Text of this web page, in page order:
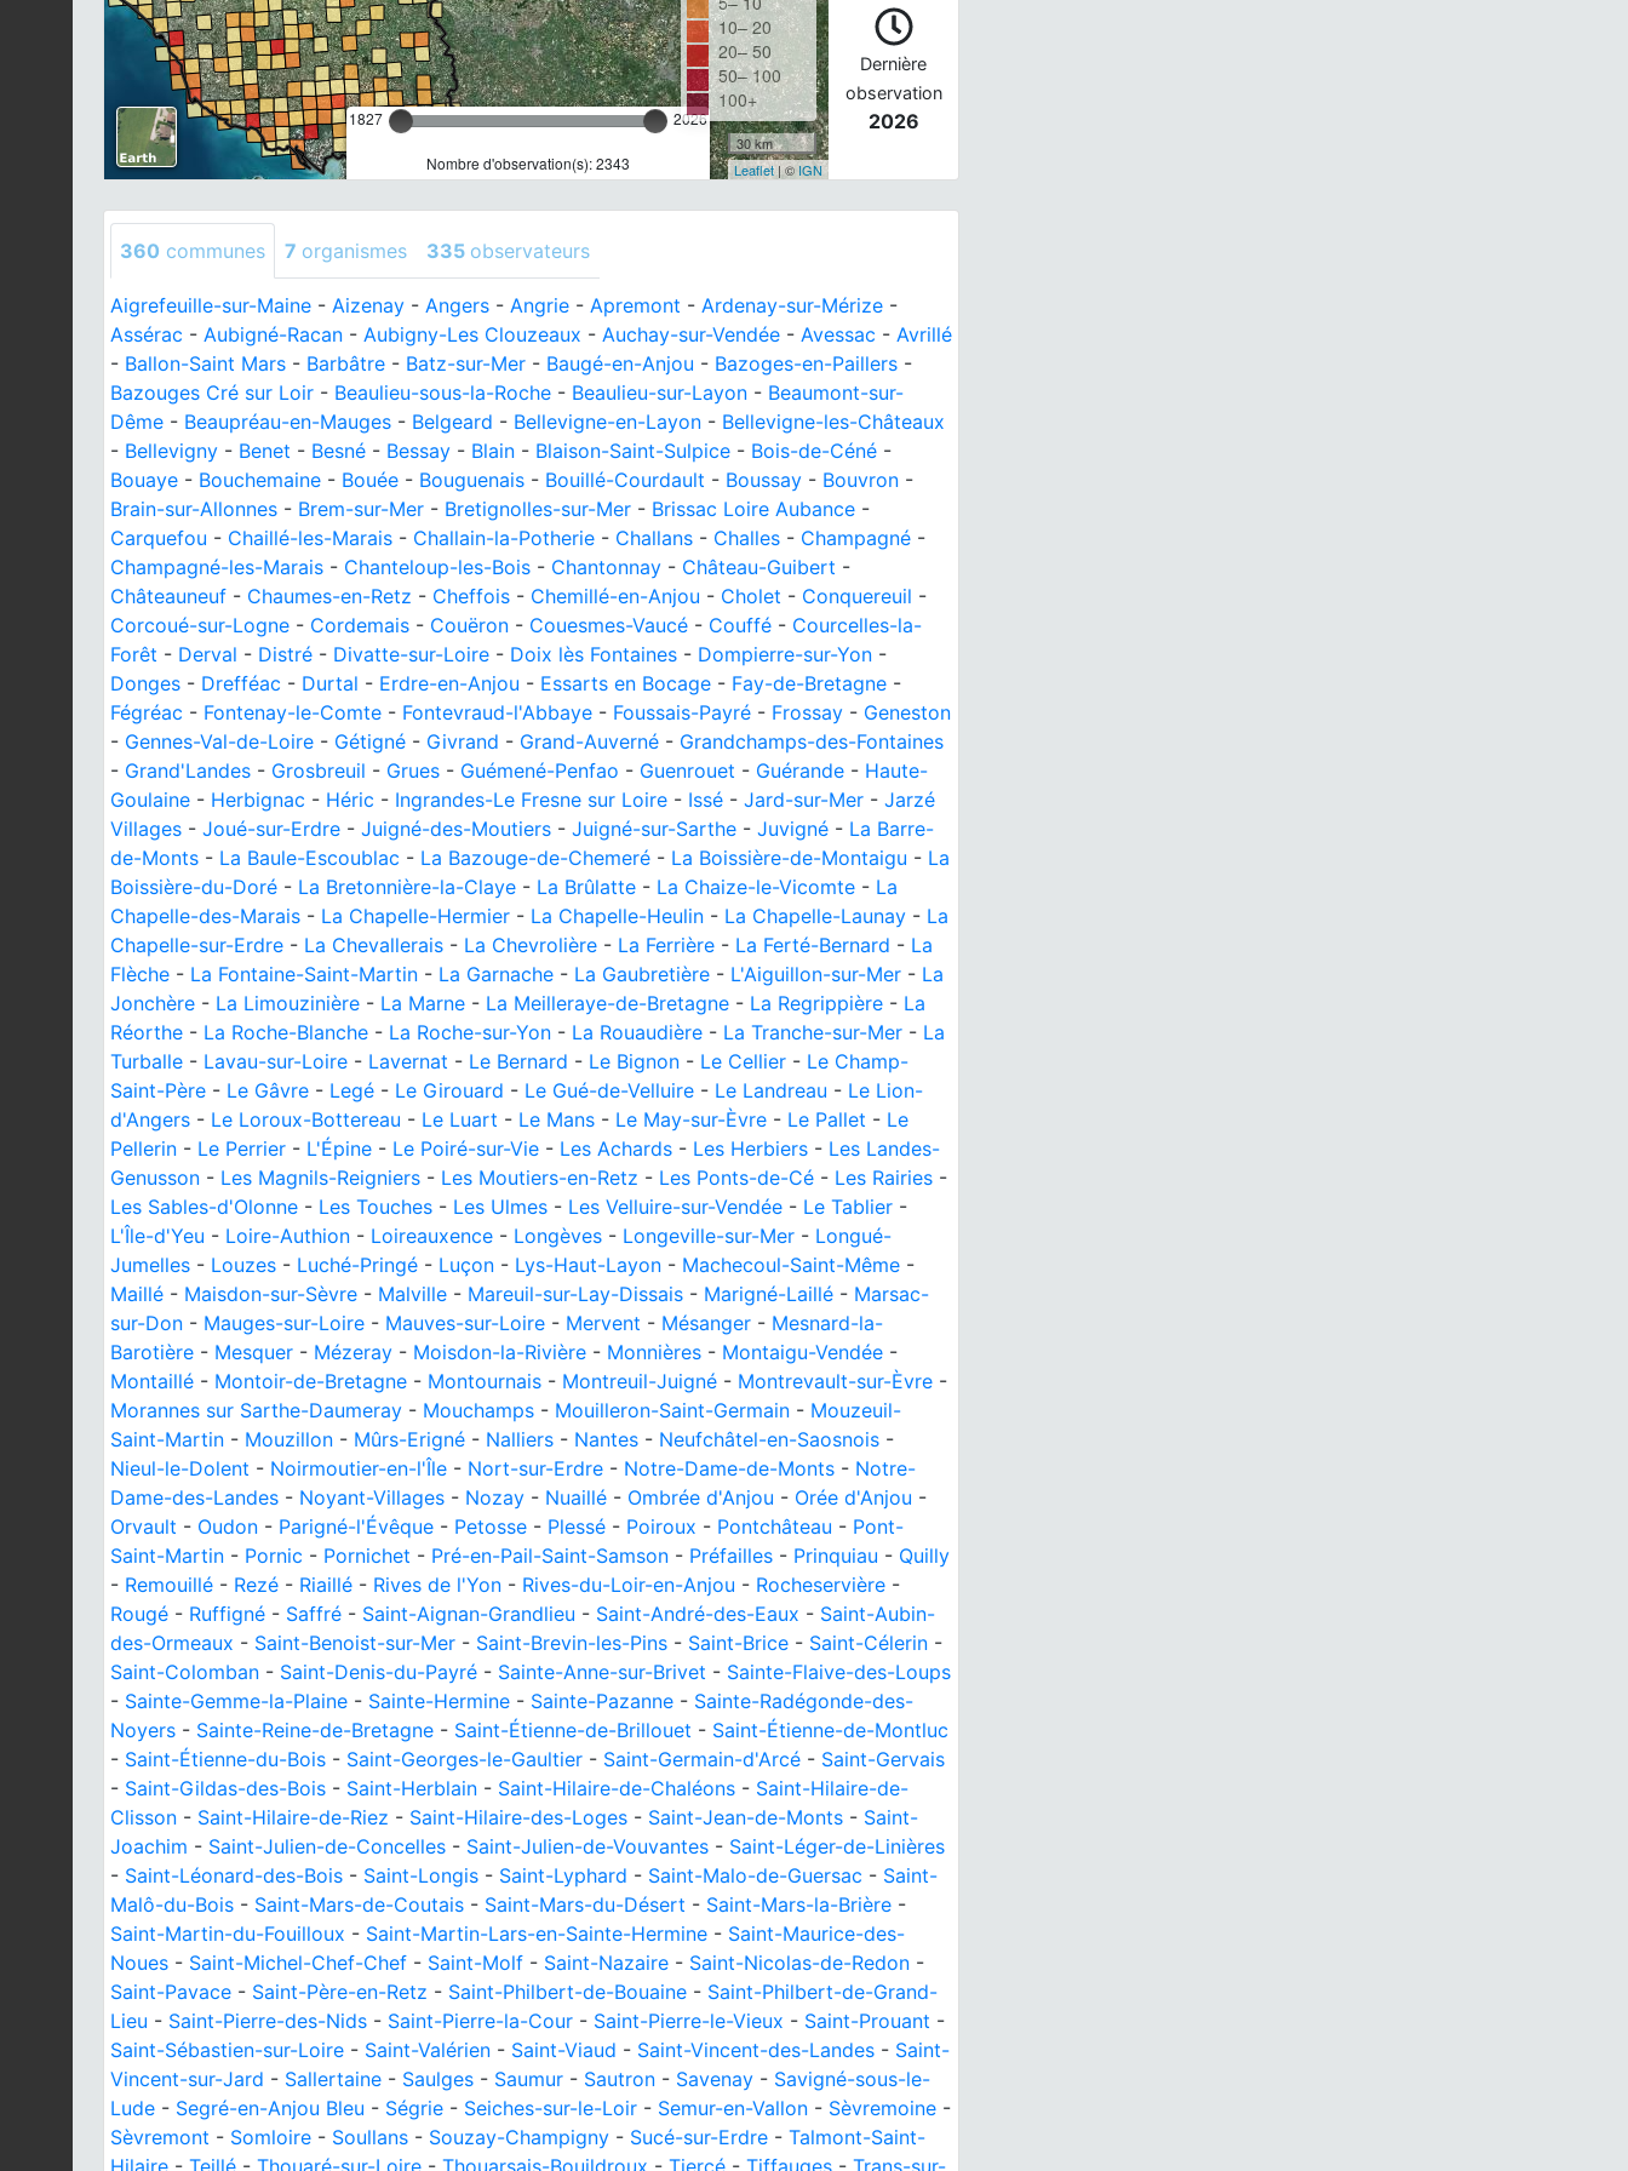
1827 2026
Nombre d'observation(s): 2343
10– 20
20– 50
50– 100
100+
30 km
Leaflet| © IGN
Dernière
observation
2026
360 communes 7 organismes 335 observateurs
Aigrefeuille-sur-Maine - Aizenay - Angers - Angrie - Apremont - Ardenay-sur-Mérize -
Assérac - Aubigné-Racan - Aubigny-Les Clouzeaux - Auchay-sur-Vendée - Avessac - Avrillé
- Ballon-Saint Mars - Barbâtre - Batz-sur-Mer - Baugé-en-Anjou - Bazoges-en-Paillers -
Bazouges Cré sur Loir - Beaulieu-sous-la-Roche - Beaulieu-sur-Layon - Beaumont-sur-
Dême - Beaupréau-en-Mauges - Belgeard - Bellevigne-en-Layon - Bellevigne-les-Châteaux
- Bellevigny - Benet - Besné - Bessay - Blain - Blaison-Saint-Sulpice - Bois-de-Céné -
Bouaye - Bouchemaine - Bouée - Bouguenais - Bouillé-Courdault - Boussay - Bouvron -
Brain-sur-Allonnes - Brem-sur-Mer - Bretignolles-sur-Mer - Brissac Loire Aubance -
Carquefou - Chaillé-les-Marais - Challain-la-Potherie - Challans - Challes - Champagné -
Champagné-les-Marais - Chanteloup-les-Bois - Chantonnay - Château-Guibert -
Châteauneuf - Chaumes-en-Retz - Cheffois - Chemillé-en-Anjou - Cholet - Conquereuil -
Corcoué-sur-Logne - Cordemais - Couëron - Couesmes-Vaucé - Couffé - Courcelles-la-
Forêt - Derval - Distré - Divatte-sur-Loire - Doix lès Fontaines - Dompierre-sur-Yon -
Donges - Drefféac - Durtal - Erdre-en-Anjou - Essarts en Bocage - Fay-de-Bretagne -
Fégréac - Fontenay-le-Comte - Fontevraud-l'Abbaye - Foussais-Payré - Frossay - Geneston
- Gennes-Val-de-Loire - Gétigné - Givrand - Grand-Auverné - Grandchamps-des-Fontaines
- Grand'Landes - Grosbreuil - Grues - Guémené-Penfao - Guenrouet - Guérande - Haute-
Goulaine - Herbignac - Héric - Ingrandes-Le Fresne sur Loire - Issé - Jard-sur-Mer - Jarzé
Villages - Joué-sur-Erdre - Juigné-des-Moutiers - Juigné-sur-Sarthe - Juvigné - La Barre-
de-Monts - La Baule-Escoublac - La Bazouge-de-Chemeré - La Boissière-de-Montaigu - La
Boissière-du-Doré - La Bretonnière-la-Claye - La Brûlatte - La Chaize-le-Vicomte - La
Chapelle-des-Marais - La Chapelle-Hermier - La Chapelle-Heulin - La Chapelle-Launay - La
Chapelle-sur-Erdre - La Chevallerais - La Chevrolière - La Ferrière - La Ferté-Bernard - La
Flèche - La Fontaine-Saint-Martin - La Garnache - La Gaubretière - L'Aiguillon-sur-Mer - La
Jonchère - La Limouzinière - La Marne - La Meilleraye-de-Bretagne - La Regrippière - La
Réorthe - La Roche-Blanche - La Roche-sur-Yon - La Rouaudière - La Tranche-sur-Mer - La
Turballe - Lavau-sur-Loire - Lavernat - Le Bernard - Le Bignon - Le Cellier - Le Champ-
Saint-Père - Le Gâvre - Legé - Le Girouard - Le Gué-de-Velluire - Le Landreau - Le Lion-
d'Angers - Le Loroux-Bottereau - Le Luart - Le Mans - Le May-sur-Èvre - Le Pallet - Le
Pellerin - Le Perrier - L'Épine - Le Poiré-sur-Vie - Les Achards - Les Herbiers - Les Landes-
Genusson - Les Magnils-Reigniers - Les Moutiers-en-Retz - Les Ponts-de-Cé - Les Rairies -
Les Sables-d'Olonne - Les Touches - Les Ulmes - Les Velluire-sur-Vendée - Le Tablier -
L'Île-d'Yeu - Loire-Authion - Loireauxence - Longèves - Longeville-sur-Mer - Longué-
Jumelles - Louzes - Luché-Pringé - Luçon - Lys-Haut-Layon - Machecoul-Saint-Même -
Maillé - Maisdon-sur-Sèvre - Malville - Mareuil-sur-Lay-Dissais - Marigné-Laillé - Marsac-
sur-Don - Mauges-sur-Loire - Mauves-sur-Loire - Mervent - Mésanger - Mesnard-la-
Barotière - Mesquer - Mézeray - Moisdon-la-Rivière - Monnières - Montaigu-Vendée -
Montaillé - Montoir-de-Bretagne - Montournais - Montreuil-Juigné - Montrevault-sur-Èvre -
Morannes sur Sarthe-Daumeray - Mouchamps - Mouilleron-Saint-Germain - Mouzeuil-
Saint-Martin - Mouzillon - Mûrs-Erigné - Nalliers - Nantes - Neufchâtel-en-Saosnois -
Nieul-le-Dolent - Noirmoutier-en-l'Île - Nort-sur-Erdre - Notre-Dame-de-Monts - Notre-
Dame-des-Landes - Noyant-Villages - Nozay - Nuaillé - Ombrée d'Anjou - Orée d'Anjou -
Orvault - Oudon - Parigné-l'Évêque - Petosse - Plessé - Poiroux - Pontchâteau - Pont-
Saint-Martin - Pornic - Pornichet - Pré-en-Pail-Saint-Samson - Préfailles - Prinquiau - Quilly
- Remouillé - Rezé - Riaillé - Rives de l'Yon - Rives-du-Loir-en-Anjou - Rocheservière -
Rougé - Ruffigné - Saffré - Saint-Aignan-Grandlieu - Saint-André-des-Eaux - Saint-Aubin-
des-Ormeaux - Saint-Benoist-sur-Mer - Saint-Brevin-les-Pins - Saint-Brice - Saint-Célerin -
Saint-Colomban - Saint-Denis-du-Payré - Sainte-Anne-sur-Brivet - Sainte-Flaive-des-Loups
- Sainte-Gemme-la-Plaine - Sainte-Hermine - Sainte-Pazanne - Sainte-Radégonde-des-
Noyers - Sainte-Reine-de-Bretagne - Saint-Étienne-de-Brillouet - Saint-Étienne-de-Montluc
- Saint-Étienne-du-Bois - Saint-Georges-le-Gaultier - Saint-Germain-d'Arcé - Saint-Gervais
- Saint-Gildas-des-Bois - Saint-Herblain - Saint-Hilaire-de-Chaléons - Saint-Hilaire-de-
Clisson - Saint-Hilaire-de-Riez - Saint-Hilaire-des-Loges - Saint-Jean-de-Monts - Saint-
Joachim - Saint-Julien-de-Concelles - Saint-Julien-de-Vouvantes - Saint-Léger-de-Linières
- Saint-Léonard-des-Bois - Saint-Longis - Saint-Lyphard - Saint-Malo-de-Guersac - Saint-
Malô-du-Bois - Saint-Mars-de-Coutais - Saint-Mars-du-Désert - Saint-Mars-la-Brière -
Saint-Martin-du-Fouilloux - Saint-Martin-Lars-en-Sainte-Hermine - Saint-Maurice-des-
Noues - Saint-Michel-Chef-Chef - Saint-Molf - Saint-Nazaire - Saint-Nicolas-de-Redon -
Saint-Pavace - Saint-Père-en-Retz - Saint-Philbert-de-Bouaine - Saint-Philbert-de-Grand-
Lieu - Saint-Pierre-des-Nids - Saint-Pierre-la-Cour - Saint-Pierre-le-Vieux - Saint-Prouant -
Saint-Sébastien-sur-Loire - Saint-Valérien - Saint-Viaud - Saint-Vincent-des-Landes - Saint-
Vincent-sur-Jard - Sallertaine - Saulges - Saumur - Sautron - Savenay - Savigné-sous-le-
Lude - Segré-en-Anjou Bleu - Ségrie - Seiches-sur-le-Loir - Semur-en-Vallon - Sèvremoine -
Sèvremont - Somloire - Soullans - Souzay-Champigny - Sucé-sur-Erdre - Talmont-Saint-
Hilaire - Teillé - Thouaré-sur-Loire - Thouarsais-Bouildroux - Tiercé - Tiffauges - Trans-sur-